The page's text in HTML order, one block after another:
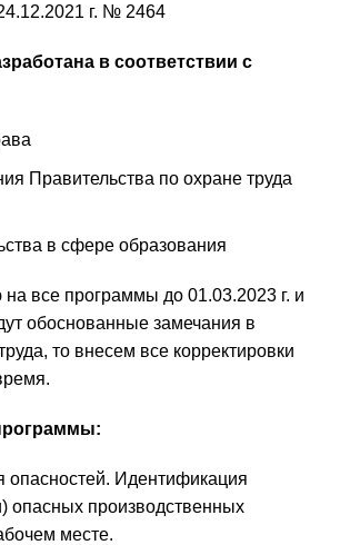
г. № 2464
в соответствии с
Правительства по охране труда
в сфере образования
все программы до 01.03.2023 г. и
обоснованные замечания в
то внесем все корректировки
опасностей. Идентификация
опасных производственных
месте.